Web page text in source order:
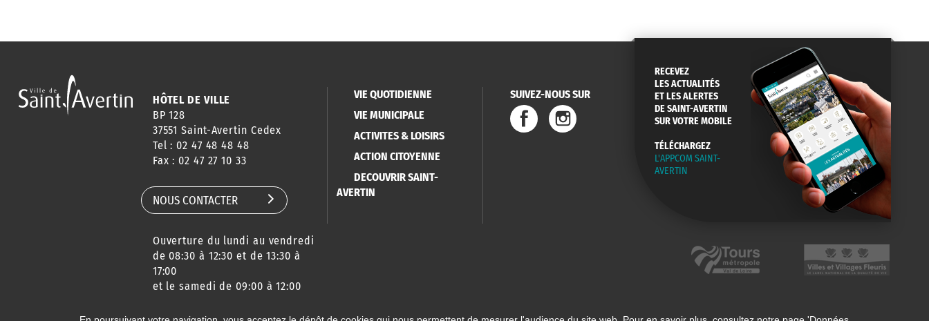
HÔTEL DE VILLE
BP 128
37551 Saint-Avertin Cedex
Tel : 02 47 48 48 48
Fax : 02 47 27 10 33
NOUS CONTACTER
Ouverture du lundi au vendredi
de 08:30 à 12:30 et de 13:30 à
17:00
et le samedi de 09:00 à 12:00
VIE QUOTIDIENNE
VIE MUNICIPALE
ACTIVITES & LOISIRS
ACTION CITOYENNE
DECOUVRIR SAINT-
AVERTIN
SUIVEZ-NOUS SUR
RECEVEZ
LES ACTUALITÉS
ET LES ALERTES
DE SAINT-AVERTIN
SUR VOTRE MOBILE
TÉLÉCHARGEZ
L'APPCOM SAINT-
AVERTIN